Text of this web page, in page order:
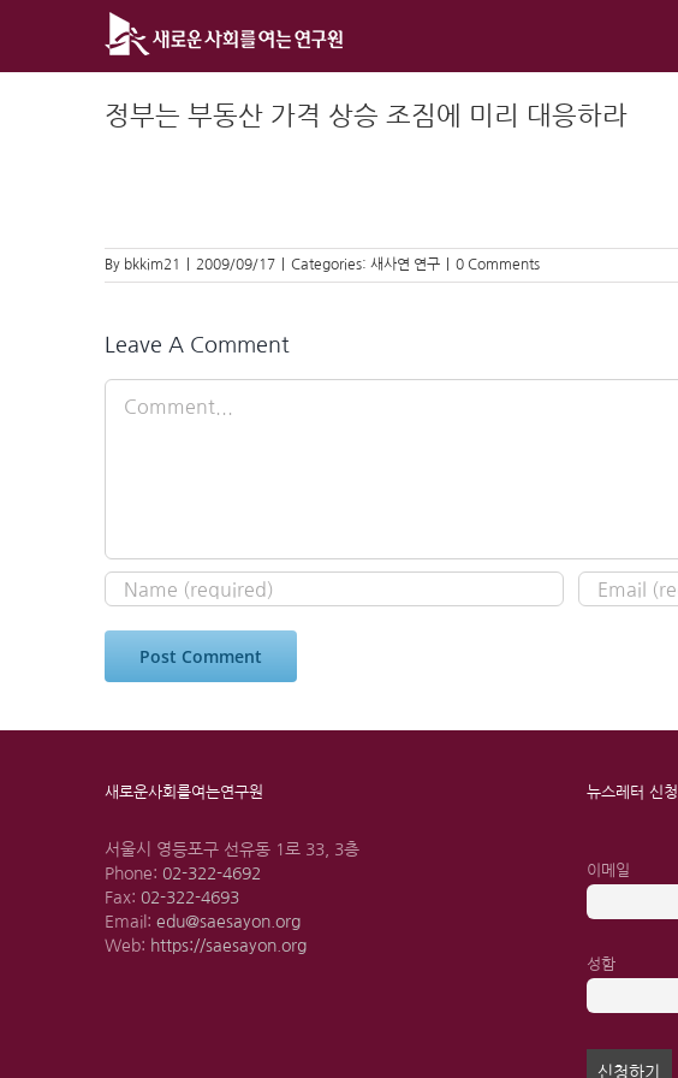
정부는 부동산 가격 상승 조짐에 미리 대응하라
By bkkim21 2009/09/17 Categories: 새사연 연구 0 Comments
Leave A Comment
새로운사회를여는연구원
서울시 영등포구 선유동 1로 33, 3층
Phone: 02-322-4692
Fax: 02-322-4693
Email: edu@saesayon.org
Web: https://saesayon.org
뉴스레터 신청
이메일
성함